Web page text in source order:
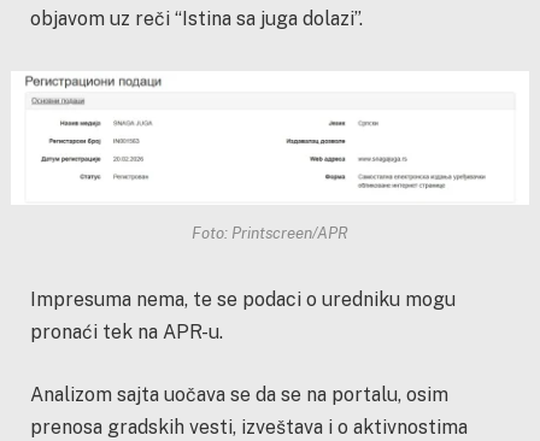
objavom uz reči “Istina sa juga dolazi”.
Foto: Printscreen/APR
Impresuma nema, te se podaci o uredniku mogu
pronaći tek na APR-u.
Analizom sajta uočava se da se na portalu, osim
prenosa gradskih vesti, izveštava i o aktivnostima